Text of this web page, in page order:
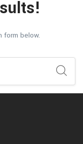
form below.